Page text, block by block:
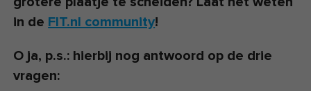
in de FIT.nl community!
O ja, p.s.: hierbij nog antwoord op de drie
vragen: